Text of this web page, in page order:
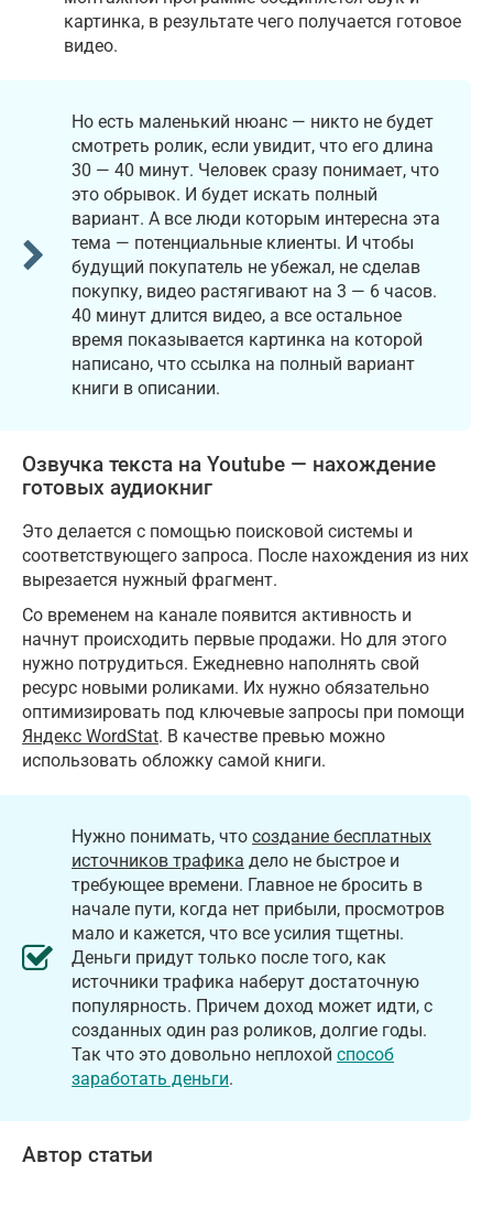
картинка, в результате чего получается готовое
видео.
Но есть маленький нюанс — никто не будет
смотреть ролик, если увидит, что его длина
30 — 40 минут. Человек сразу понимает, что
это обрывок. И будет искать полный
вариант. А все люди которым интересна эта
тема — потенциальные клиенты. И чтобы
будущий покупатель не убежал, не сделав
покупку, видео растягивают на 3 — 6 часов.
40 минут длится видео, а все остальное
время показывается картинка на которой
написано, что ссылка на полный вариант
книги в описании.
Озвучка текста на Youtube — нахождение
готовых аудиокниг
Это делается с помощью поисковой системы и
соответствующего запроса. После нахождения из них
вырезается нужный фрагмент.
Со временем на канале появится активность и
начнут происходить первые продажи. Но для этого
нужно потрудиться. Ежедневно наполнять свой
ресурс новыми роликами. Их нужно обязательно
оптимизировать под ключевые запросы при помощи
Яндекс WordStat. В качестве превью можно
использовать обложку самой книги.
Нужно понимать, что создание бесплатных
источников трафика дело не быстрое и
требующее времени. Главное не бросить в
начале пути, когда нет прибыли, просмотров
мало и кажется, что все усилия тщетны.
Деньги придут только после того, как
источники трафика наберут достаточную
популярность. Причем доход может идти, с
созданных один раз роликов, долгие годы.
Так что это довольно неплохой способ
заработать деньги.
Автор статьи